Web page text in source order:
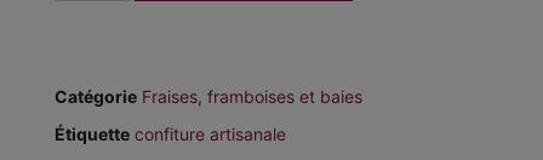
Catégorie Fraises, framboises et baies
Étiquette confiture artisanale